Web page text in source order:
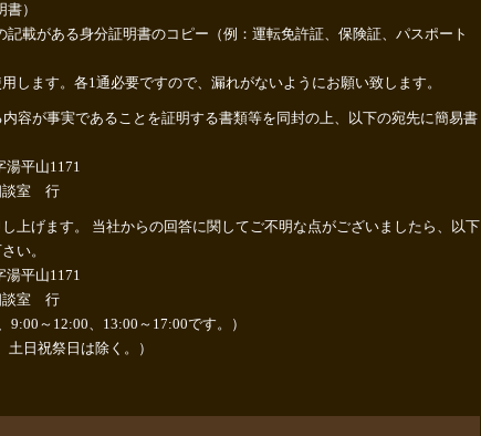
）
載がある身分証明書のコピー（例：運転免許証、保険証、パスポート
します。各1通必要ですので、漏れがないようにお願い致します。
容が事実であることを証明する書類等を同封の上、以下の宛先に簡易書
湯平山1171
談室 行
上げます。 当社からの回答に関してご不明な点がございましたら、以下
い。
湯平山1171
談室 行
～12:00、13:00～17:00です。）
土日祝祭日は除く。）